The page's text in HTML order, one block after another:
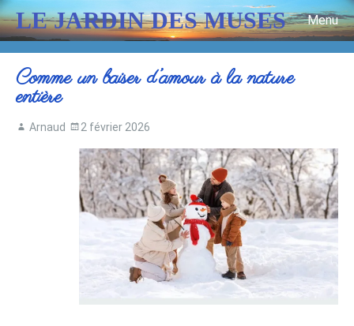
LE JARDIN DES MUSES
Menu
Skip to content
Comme un baiser d’amour à la nature
entière
Arnaud 2 février 2026